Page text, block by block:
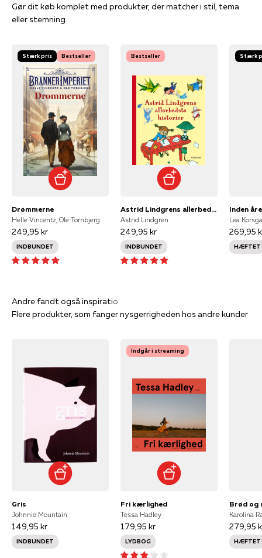
Gør dit køb komplet med produkter, der matcher i stil, tema
eller stemning
Stærk pris Bestseller
Drømmerne
Helle Vincentz, Ole Tornbjerg
249,95 kr
INDBUNDET
Bestseller
Astrid Lindgrens allerbedste historier
Astrid Lindgren
249,95 kr
INDBUNDET
Stærk
Inden
Lea
269,95
HÆFTET
Flere produkter, som fanger nysgerrigheden hos andre kunder
Gris
Johnnie Mountain
149,95 kr
INDBUNDET
Indgår i streaming
Fri kærlighed
Tessa Hadley
179,95 kr
LYDBOG
Brød og
Karolina
279,95
HÆFTET